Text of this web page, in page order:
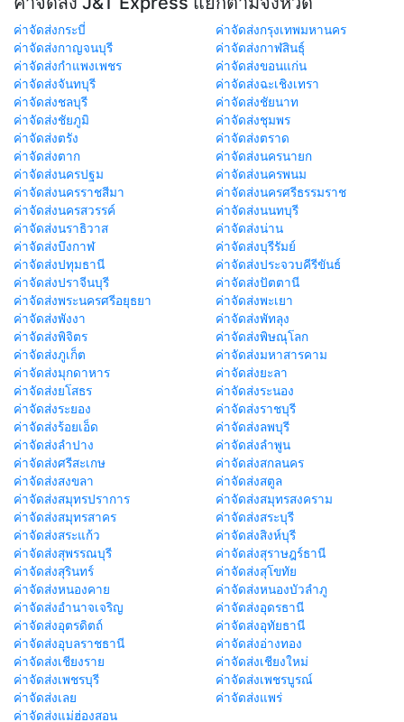
ค่าจัดส่งกระบี่
ค่าจัดส่งกรุงเทพมหานคร
ค่าจัดส่งกาญจนบุรี
ค่าจัดส่งกาฬสินธุ์
ค่าจัดส่งกำแพงเพชร
ค่าจัดส่งขอนแก่น
ค่าจัดส่งจันทบุรี
ค่าจัดส่งฉะเชิงเทรา
ค่าจัดส่งชลบุรี
ค่าจัดส่งชัยนาท
ค่าจัดส่งชัยภูมิ
ค่าจัดส่งชุมพร
ค่าจัดส่งตรัง
ค่าจัดส่งตราด
ค่าจัดส่งตาก
ค่าจัดส่งนครนายก
ค่าจัดส่งนครปฐม
ค่าจัดส่งนครพนม
ค่าจัดส่งนครราชสีมา
ค่าจัดส่งนครศรีธรรมราช
ค่าจัดส่งนครสวรรค์
ค่าจัดส่งนนทบุรี
ค่าจัดส่งนราธิวาส
ค่าจัดส่งน่าน
ค่าจัดส่งบึงกาฬ
ค่าจัดส่งบุรีรัมย์
ค่าจัดส่งปทุมธานี
ค่าจัดส่งประจวบคีรีขันธ์
ค่าจัดส่งปราจีนบุรี
ค่าจัดส่งปัตตานี
ค่าจัดส่งพระนครศรีอยุธยา
ค่าจัดส่งพะเยา
ค่าจัดส่งพังงา
ค่าจัดส่งพัทลุง
ค่าจัดส่งพิจิตร
ค่าจัดส่งพิษณุโลก
ค่าจัดส่งภูเก็ต
ค่าจัดส่งมหาสารคาม
ค่าจัดส่งมุกดาหาร
ค่าจัดส่งยะลา
ค่าจัดส่งยโสธร
ค่าจัดส่งระนอง
ค่าจัดส่งระยอง
ค่าจัดส่งราชบุรี
ค่าจัดส่งร้อยเอ็ด
ค่าจัดส่งลพบุรี
ค่าจัดส่งลำปาง
ค่าจัดส่งลำพูน
ค่าจัดส่งศรีสะเกษ
ค่าจัดส่งสกลนคร
ค่าจัดส่งสงขลา
ค่าจัดส่งสตูล
ค่าจัดส่งสมุทรปราการ
ค่าจัดส่งสมุทรสงคราม
ค่าจัดส่งสมุทรสาคร
ค่าจัดส่งสระบุรี
ค่าจัดส่งสระแก้ว
ค่าจัดส่งสิงห์บุรี
ค่าจัดส่งสุพรรณบุรี
ค่าจัดส่งสุราษฎร์ธานี
ค่าจัดส่งสุรินทร์
ค่าจัดส่งสุโขทัย
ค่าจัดส่งหนองคาย
ค่าจัดส่งหนองบัวลำภู
ค่าจัดส่งอำนาจเจริญ
ค่าจัดส่งอุดรธานี
ค่าจัดส่งอุตรดิตถ์
ค่าจัดส่งอุทัยธานี
ค่าจัดส่งอุบลราชธานี
ค่าจัดส่งอ่างทอง
ค่าจัดส่งเชียงราย
ค่าจัดส่งเชียงใหม่
ค่าจัดส่งเพชรบุรี
ค่าจัดส่งเพชรบูรณ์
ค่าจัดส่งเลย
ค่าจัดส่งแพร่
ค่าจัดส่งแม่ฮ่องสอน